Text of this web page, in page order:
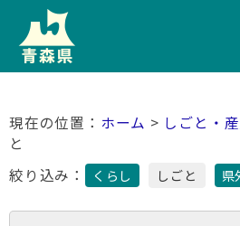
ホーム > しごと・
と
絞り込み：
くらし しごと 県